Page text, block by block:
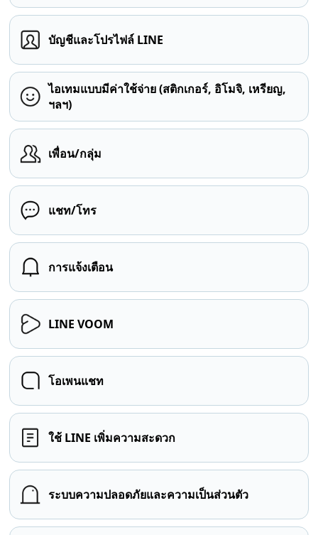
บัญชีและโปรไฟล์ LINE
ไอเทมแบบมีค่าใช้จ่าย (สติกเกอร์, อิโมจิ, เหรียญ,
ฯลฯ)
เพื่อน/กลุ่ม
แชท/โทร
การแจ้งเตือน
LINE VOOM
โอเพนแชท
ใช้ LINE เพิ่มความสะดวก
ระบบความปลอดภัยและความเป็นส่วนตัว